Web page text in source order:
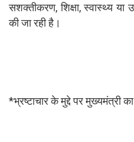
सशक्तीकरण, शिक्षा, स्वास्थ्य या
की जा रही है।
*भ्रष्टाचार के मुद्दे पर मुख्यमंत्री